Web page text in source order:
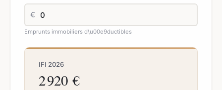
€
Emprunts immobiliers d\u00e9ductibles
IFI 2026
2 920 €